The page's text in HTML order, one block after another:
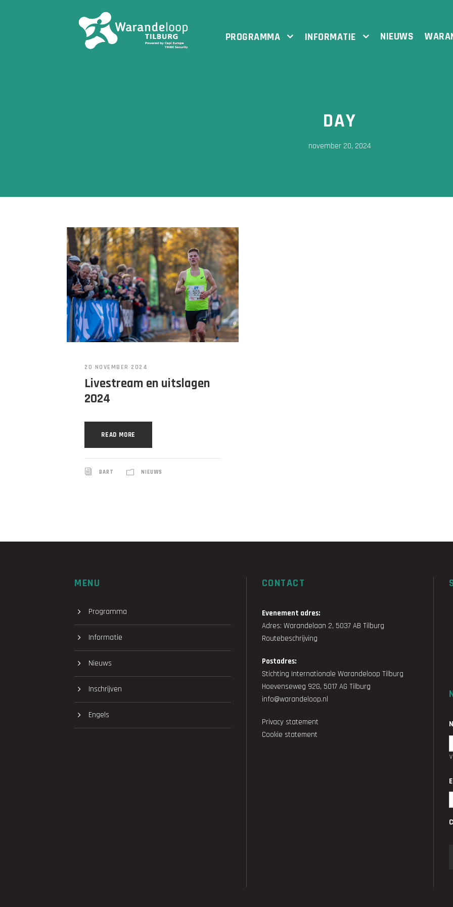
PROGRAMMA INFORMATIE NIEUWS
DAY
november 20, 2024
20 NOVEMBER 2024
Livestream en uitslagen
2024
READ MORE
BART NIEUWS
MENU
Programma
Informatie
Nieuws
Inschrijven
Engels
CONTACT
Evenement adres:
Adres: Warandelaan 2, 5037 AB Tilburg
Routebeschrijving
Postadres:
Stichting Internationale Warandeloop Tilburg
Hoevenseweg 92G, 5017 AG Tilburg
info@warandeloop.nl
Privacy statement
Cookie statement